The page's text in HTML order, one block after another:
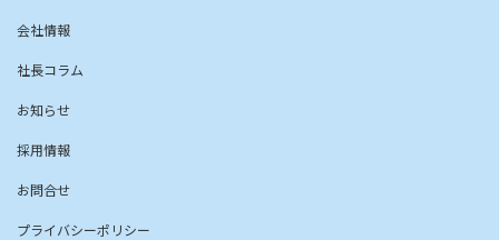
会社情報
社長コラム
お知らせ
採用情報
お問合せ
プライバシーポリシー